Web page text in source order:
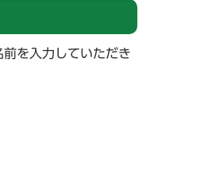
を入力していただき